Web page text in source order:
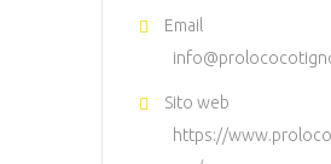
Email
Sito web
https://